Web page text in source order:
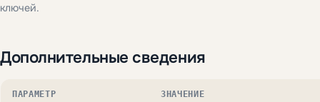
ключей.
Дополнительные сведения
ПАРАМЕТР ЗНАЧЕНИЕ